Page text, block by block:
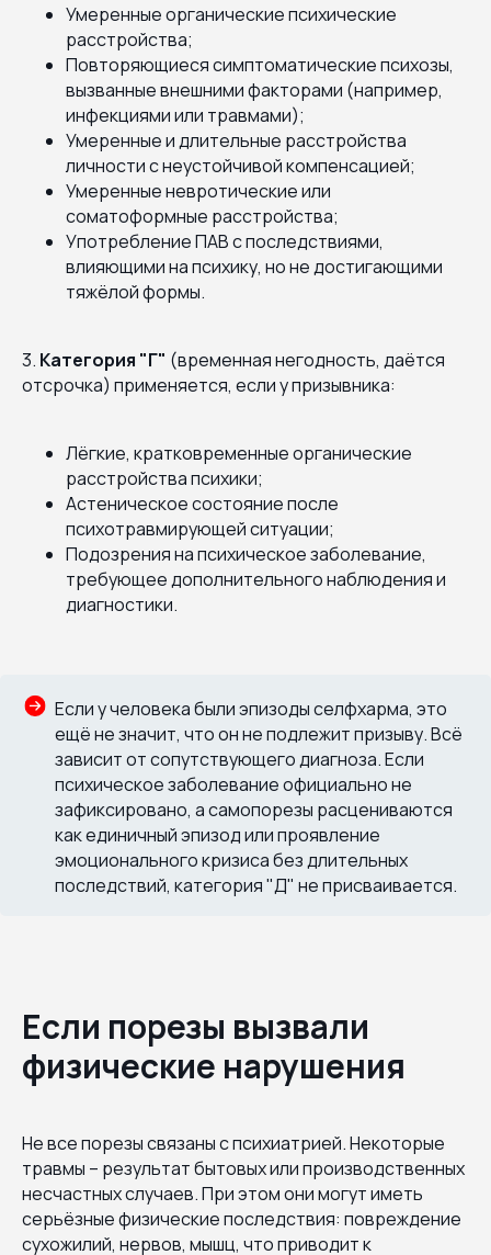
Умеренные органические психические
расстройства;
Повторяющиеся симптоматические психозы,
вызванные внешними факторами (например,
инфекциями или травмами);
Умеренные и длительные расстройства
личности с неустойчивой компенсацией;
Умеренные невротические или
соматоформные расстройства;
Употребление ПАВ с последствиями,
влияющими на психику, но не достигающими
тяжёлой формы.
3. Категория "Г" (временная негодность, даётся
отсрочка) применяется, если у призывника:
Лёгкие, кратковременные органические
расстройства психики;
Астеническое состояние после
психотравмирующей ситуации;
Подозрения на психическое заболевание,
требующее дополнительного наблюдения и
диагностики.
Если у человека были эпизоды селфхарма, это
ещё не значит, что он не подлежит призыву. Всё
зависит от сопутствующего диагноза. Если
психическое заболевание официально не
зафиксировано, а самопорезы расцениваются
как единичный эпизод или проявление
эмоционального кризиса без длительных
последствий, категория "Д" не присваивается.
Если порезы вызвали
физические нарушения
Не все порезы связаны с психиатрией. Некоторые
травмы – результат бытовых или производственных
несчастных случаев. При этом они могут иметь
серьёзные физические последствия: повреждение
сухожилий, нервов, мышц, что приводит к